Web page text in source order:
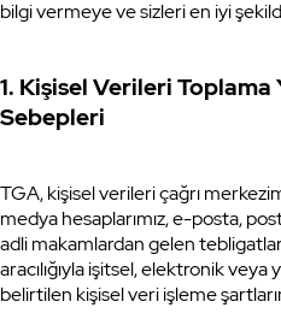
bilgi vermeye ve sizleri en iyi
1. Kişisel Verileri
Sebepleri
TGA, kişisel verileri çağrı
medya hesaplarımız, e-posta,
adli makamlardan gelen
aracılığıyla işitsel, elektronik veya
belirtilen kişisel veri işleme